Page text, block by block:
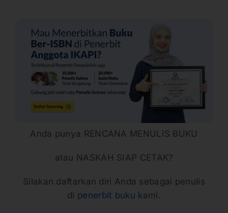
Anda punya RENCANA MENULIS BUKU
atau NASKAH SIAP CETAK?
Silakan daftarkan diri Anda sebagai penulis
di penerbit buku kami.